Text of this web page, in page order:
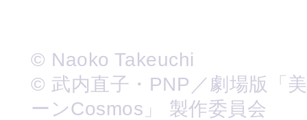
© Naoko Takeuchi
© 武内直子・PNP／劇場版「
ーンCosmos」 製作委員会